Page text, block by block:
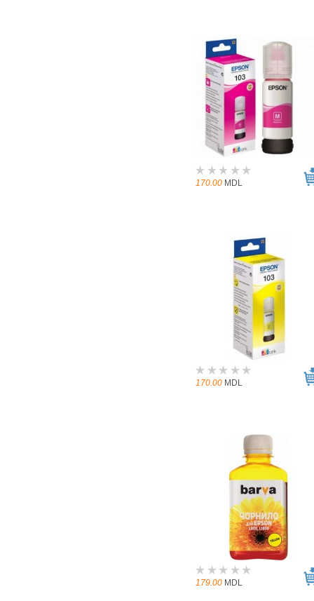
170.00 MDL
170.00 MDL
179.00 MDL